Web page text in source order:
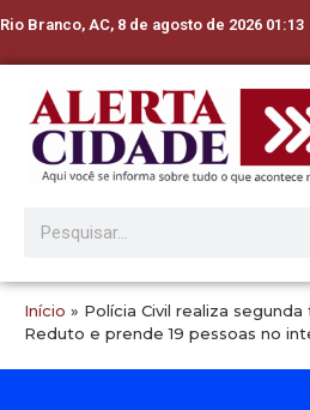
Rio Branco, AC, 8 de agosto de 2026 01:13
Início » Polícia Civil realiza
Reduto e prende 19 pessoas no